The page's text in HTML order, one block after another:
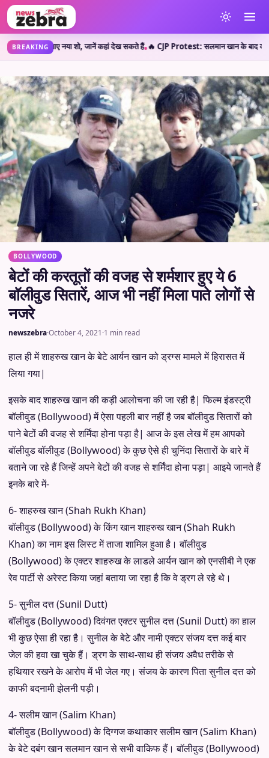
BREAKING
लेकर आए नया शो, जानें कहां देख सकते हैं•🔥 CJP Protest: सलमान खान के बाद क्या शाहरुख
BOLLYWOOD
बेटों की करतूतों की वजह से शर्मशार हुए ये 6
बॉलीवुड सितारें, आज भी नहीं मिला पाते लोगों से
नजरे
newszebra·October 4, 2021·1 min read
हाल ही में शाहरुख खान के बेटे आर्यन खान को ड्रग्स मामले में हिरासत में
लिया गया|
इसके बाद शाहरुख खान की कड़ी आलोचना की जा रही है| फिल्म इंडस्ट्री
बॉलीवुड (Bollywood) में ऐसा पहली बार नहीं है जब बॉलीवुड सितारों को
पाने बेटों की वजह से शर्मिंदा होना पड़ा है| आज के इस लेख में हम आपको
बॉलीवुड बॉलीवुड (Bollywood) के कुछ ऐसे ही चुनिंदा सितारों के बारे में
बताने जा रहे हैं जिन्हें अपने बेटों की वजह से शर्मिंदा होना पड़ा| आइये जानते हैं
इनके बारे में-
6- शाहरुख खान (Shah Rukh Khan)
बॉलीवुड (Bollywood) के किंग खान शाहरुख खान (Shah Rukh
Khan) का नाम इस लिस्ट में ताजा शामिल हुआ है। बॉलीवुड
(Bollywood) के एक्टर शाहरुख के लाडले आर्यन खान को एनसीबी ने एक
रेव पार्टी से अरेस्ट किया जहां बताया जा रहा है कि वे ड्रग ले रहे थे।
5- सुनील दत्त (Sunil Dutt)
बॉलीवुड (Bollywood) दिवंगत एक्टर सुनील दत्त (Sunil Dutt) का हाल
भी कुछ ऐसा ही रहा है। सुनील के बेटे और नामी एक्टर संजय दत्त कई बार
जेल की हवा खा चुके हैं। ड्रग के साथ-साथ ही संजय अवैध तरीके से
हथियार रखने के आरोप में भी जेल गए। संजय के कारण पिता सुनील दत्त को
काफी बदनामी झेलनी पड़ी।
4- सलीम खान (Salim Khan)
बॉलीवुड (Bollywood) के दिग्गज कथाकार सलीम खान (Salim Khan)
के बेटे दबंग खान सलमान खान से सभी वाकिफ हैं। बॉलीवुड (Bollywood)